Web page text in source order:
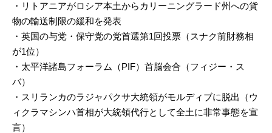
・リトアニアがロシア本土からカリーニングラード州への貨
物の輸送制限の緩和を発表
・英国の与党・保守党の党首選第1回投票（スナク前財務相
が1位）
・太平洋諸島フォーラム（PIF）首脳会合（フィジー・ス
バ）
・スリランカのラジャパクサ大統領がモルディブに脱出（ウ
ィクラマシンハ首相が大統領代行として全土に非常事態を宣
言）